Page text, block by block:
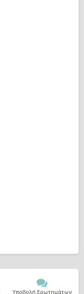
Υποβολή Ερωτημάτων